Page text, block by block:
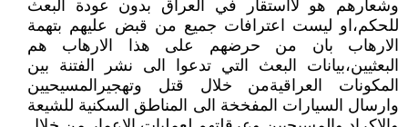
وشعارهم هو لااستقار في العراق بدون عودة البعث
للحكم،او ليست اعترافات جميع من قبض عليهم بتهمة
الارهاب بان من حرضهم على هذا الارهاب هم
البعثيين،بيانات البعث التي تدعوا الى نشر الفتنة بين
المكونات العراقيةمن خلال قتل وتهجيرالمسيحيين
وارسال السيارات المفخخة الى المناطق السكنية للشيعة